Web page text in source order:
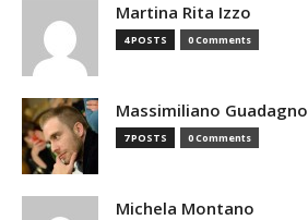
Martina Rita Izzo
4 POSTS 0 Comments
Massimiliano Guadagno
7 POSTS 0 Comments
Michela Montano